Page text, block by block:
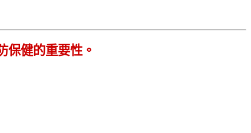
保健的重要性。